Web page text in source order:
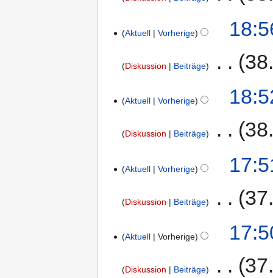
Aktuell Vorherige
Diskussion Beiträge
Aktuell Vorherige
Diskussion Beiträge
Aktuell Vorherige
Diskussion Beiträge
Aktuell Vorherige
Diskussion Beiträge